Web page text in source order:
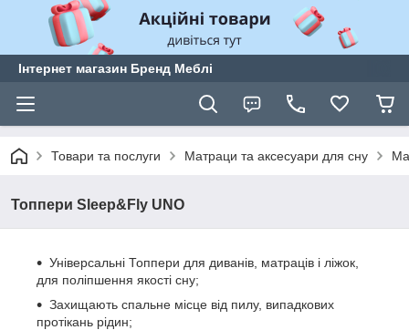
Інтернет магазин Бренд Меблі
Товари та послуги Матраци та аксесуари для сну
Топпери Sleep&Fly UNO
Універсальні Топпери для диванів, матраців і ліжок,
для поліпшення якості сну;
Захищають спальне місце від пилу, випадкових
протікань рідин;